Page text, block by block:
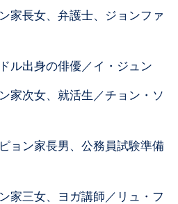
家長女、弁護士、ジョンファ
ル出身の俳優／イ・ジュン
家次女、就活生／チョン・ソ
ョン家長男、公務員試験準備
家三女、ヨガ講師／リュ・フ